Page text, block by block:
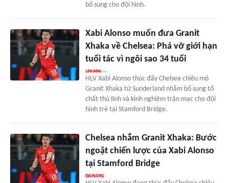
bổ sung cho đội hình.
Xabi Alonso muốn đưa Granit
Xhaka về Chelsea: Phá vỡ giới hạn
tuổi tác vì ngôi sao 34 tuổi
HLV Xabi Alonso thúc đẩy Chelsea chiêu mộ
Granit Xhaka từ Sunderland nhằm bổ sung tố
chất thủ lĩnh và kinh nghiệm trận mạc cho đội
hình trẻ tại Stamford Bridge.
Chelsea nhắm Granit Xhaka: Bước
ngoặt chiến lược của Xabi Alonso
tại Stamford Bridge